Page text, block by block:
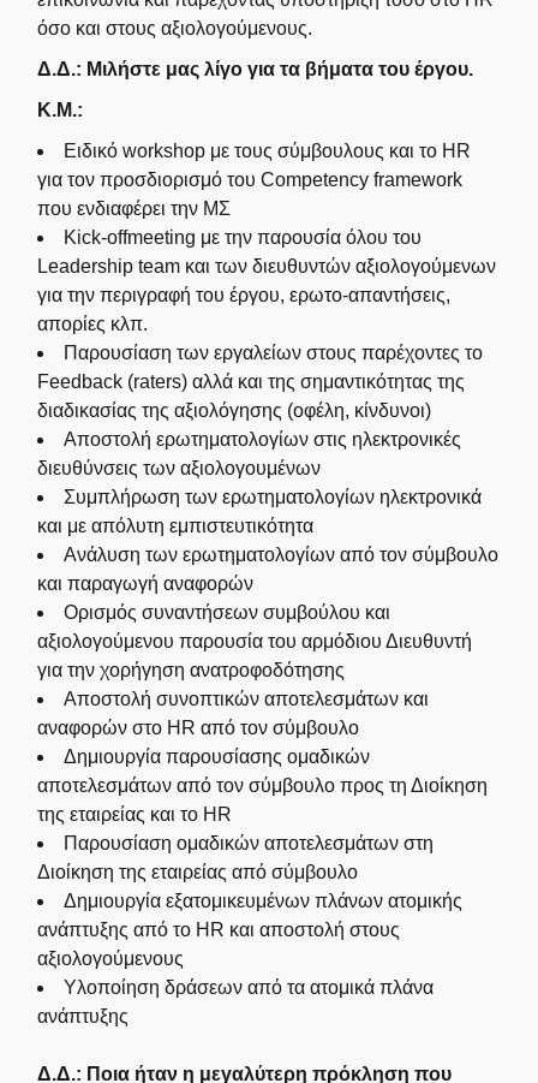
όσο και στους αξιολογούμενους.
Δ.Δ.: Μιλήστε μας λίγο για τα βήματα του έργου.
Κ.Μ.:
Ειδικό workshop με τους σύμβουλους και το HR
για τον προσδιορισμό του Competency framework
που ενδιαφέρει την ΜΣ
Kick-offmeeting με την παρουσία όλου του
Leadership team και των διευθυντών αξιολογούμενων
για την περιγραφή του έργου, ερωτο-απαντήσεις,
απορίες κλπ.
Παρουσίαση των εργαλείων στους παρέχοντες το
Feedback (raters) αλλά και της σημαντικότητας της
διαδικασίας της αξιολόγησης (οφέλη, κίνδυνοι)
Αποστολή ερωτηματολογίων στις ηλεκτρονικές
διευθύνσεις των αξιολογουμένων
Συμπλήρωση των ερωτηματολογίων ηλεκτρονικά
και με απόλυτη εμπιστευτικότητα
Ανάλυση των ερωτηματολογίων από τον σύμβουλο
και παραγωγή αναφορών
Ορισμός συναντήσεων συμβούλου και
αξιολογούμενου παρουσία του αρμόδιου Διευθυντή
για την χορήγηση ανατροφοδότησης
Αποστολή συνοπτικών αποτελεσμάτων και
αναφορών στο HR από τον σύμβουλο
Δημιουργία παρουσίασης ομαδικών
αποτελεσμάτων από τον σύμβουλο προς τη Διοίκηση
της εταιρείας και το HR
Παρουσίαση ομαδικών αποτελεσμάτων στη
Διοίκηση της εταιρείας από σύμβουλο
Δημιουργία εξατομικευμένων πλάνων ατομικής
ανάπτυξης από το HR και αποστολή στους
αξιολογούμενους
Υλοποίηση δράσεων από τα ατομικά πλάνα
ανάπτυξης
Δ.Δ.: Ποια ήταν η μεγαλύτερη πρόκληση που